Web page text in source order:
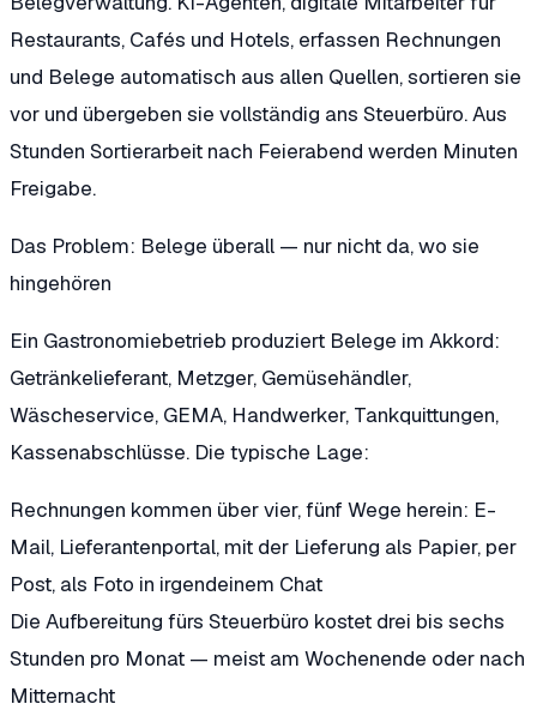
Restaurants, Cafés und Hotels, erfassen Rechnungen
und Belege automatisch aus allen Quellen, sortieren sie
vor und übergeben sie vollständig ans Steuerbüro. Aus
Stunden Sortierarbeit nach Feierabend werden Minuten
Freigabe.
Das Problem: Belege überall — nur nicht da, wo sie
hingehören
Ein Gastronomiebetrieb produziert Belege im Akkord:
Getränkelieferant, Metzger, Gemüsehändler,
Wäscheservice, GEMA, Handwerker, Tankquittungen,
Kassenabschlüsse. Die typische Lage:
Rechnungen kommen über vier, fünf Wege herein: E-
Mail, Lieferantenportal, mit der Lieferung als Papier, per
Post, als Foto in irgendeinem Chat
Die Aufbereitung fürs Steuerbüro kostet drei bis sechs
Stunden pro Monat — meist am Wochenende oder nach
Mitternacht